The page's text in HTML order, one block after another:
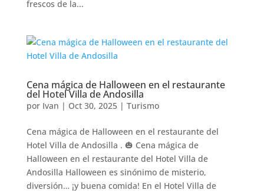
frescos de la...
Cena mágica de Halloween en el restaurante
del Hotel Villa de Andosilla
por Ivan | Oct 30, 2025| Turismo
Cena mágica de Halloween en el restaurante del
Hotel Villa de Andosilla . 🎃 Cena mágica de
Halloween en el restaurante del Hotel Villa de
Andosilla Halloween es sinónimo de misterio,
diversión… ¡y buena comida! En el Hotel Villa de